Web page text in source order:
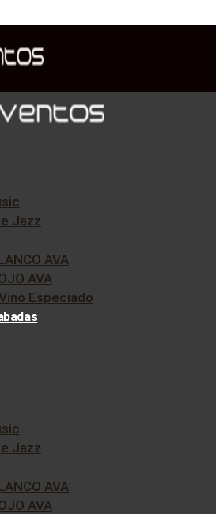
Jazz
AVA
AVA
Especiado
Jazz
AVA
AVA